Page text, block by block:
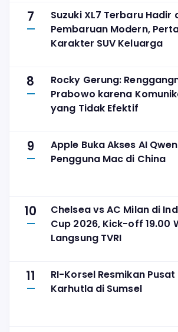
7
Suzuki XL7 Terbaru Hadir
Pembaruan Modern,
Karakter SUV Keluarga
8
Rocky Gerung:
Prabowo karena
yang Tidak Efektif
9
Apple Buka Akses AI
Pengguna Mac di China
10
Chelsea vs AC Milan di
Cup 2026, Kick-off 19.00
Langsung TVRI
11
RI-Korsel Resmikan
Karhutla di Sumsel